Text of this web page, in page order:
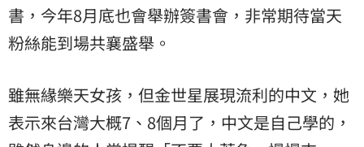
書，今年8月底也會舉辦簽書會，非常期待當天
粉絲能到場共襄盛舉。
雖無緣樂天女孩，但金世星展現流利的中文，她
表示來台灣大概7、8個月了，中文是自己學的，